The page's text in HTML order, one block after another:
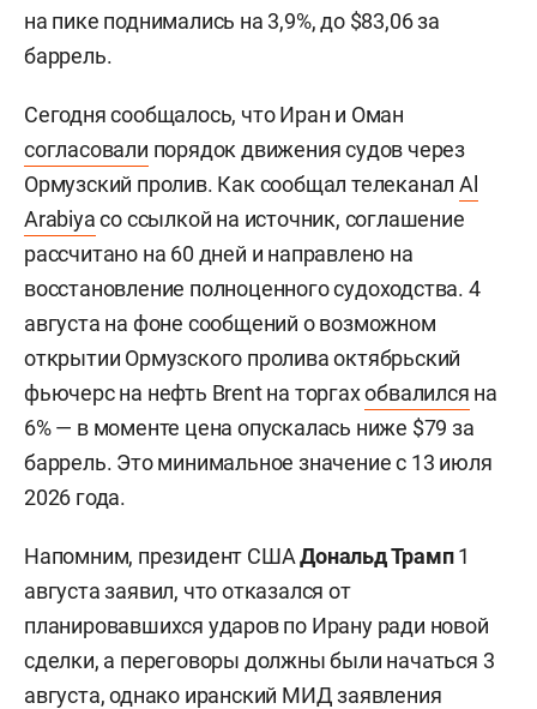
на пике поднимались на 3,9%, до $83,06 за
баррель.
Сегодня сообщалось, что Иран и Оман
согласовали порядок движения судов через
Ормузский пролив. Как сообщал телеканал Al
Arabiyaсо ссылкой на источник, соглашение
рассчитано на 60 дней и направлено на
восстановление полноценного судоходства. 4
августа на фоне сообщений о возможном
открытии Ормузского пролива октябрьский
фьючерс на нефть Brent на торгахобвалился на
6% — в моменте цена опускалась ниже $79 за
баррель. Это минимальное значение с 13 июля
2026 года.
Напомним, президент СШАДональд Трамп1
августа заявил, что отказался от
планировавшихся ударов по Ирану ради новой
сделки, а переговоры должны были начаться 3
августа, однако иранский МИД заявления